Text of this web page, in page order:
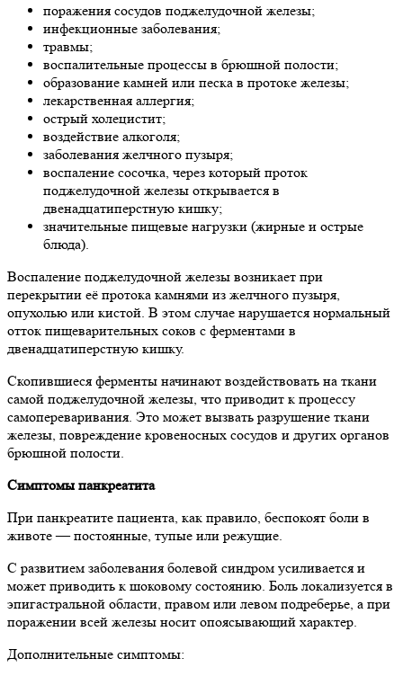
поражения сосудов поджелудочной железы;
инфекционные заболевания;
травмы;
воспалительные процессы в брюшной полости;
образование камней или песка в протоке железы;
лекарственная аллергия;
острый холецистит;
воздействие алкоголя;
заболевания желчного пузыря;
воспаление сосочка, через который проток
поджелудочной железы открывается в
двенадцатиперстную кишку;
значительные пищевые нагрузки (жирные и острые
блюда).
Воспаление поджелудочной железы возникает при
перекрытии её протока камнями из желчного пузыря,
опухолью или кистой. В этом случае нарушается нормальный
отток пищеварительных соков с ферментами в
двенадцатиперстную кишку.
Скопившиеся ферменты начинают воздействовать на ткани
самой поджелудочной железы, что приводит к процессу
самопереваривания. Это может вызвать разрушение ткани
железы, повреждение кровеносных сосудов и других органов
брюшной полости.
Симптомы панкреатита
При панкреатите пациента, как правило, беспокоят боли в
животе — постоянные, тупые или режущие.
С развитием заболевания болевой синдром усиливается и
может приводить к шоковому состоянию. Боль локализуется в
эпигастральной области, правом или левом подреберье, а при
поражении всей железы носит опоясывающий характер.
Дополнительные симптомы: